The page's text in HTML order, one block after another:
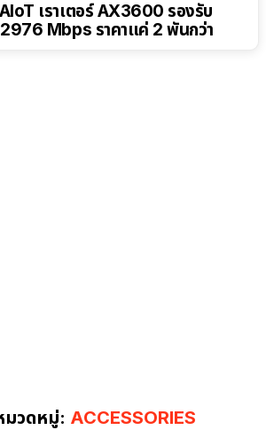
ตอร์ AX3600 รองรับ
Wi-Fi 6 เร็วสุด 2976 Mbps ราคาแค่ 2 พันกว่า
มวดหมู่: ACCESSORIES